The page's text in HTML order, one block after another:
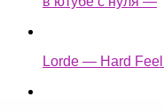
Lorde — Hard